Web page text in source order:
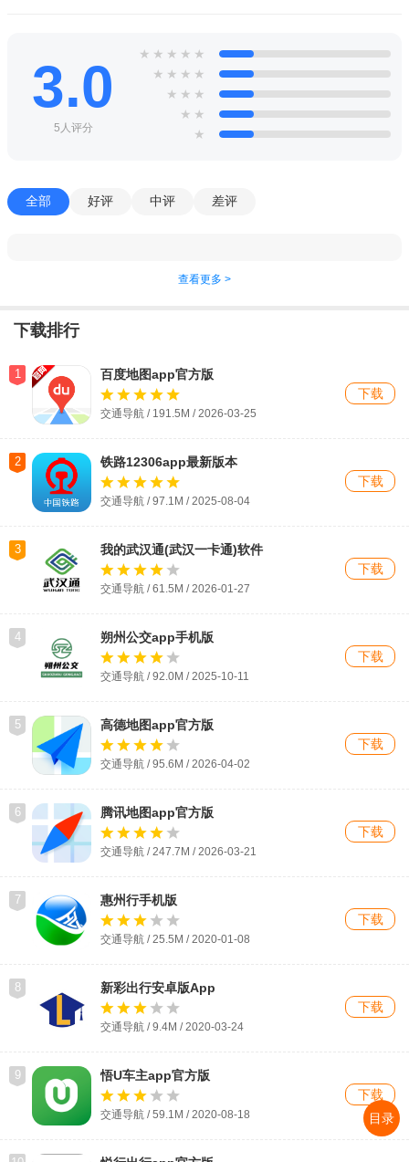
3.0
5人评分
★ ★ ★ ★ ★
★ ★ ★ ★
★ ★ ★
★ ★
★
全部 好评 中评 差评
查看更多 >
下载排行
1 百度地图app官方版
交通导航 / 191.5M / 2026-03-25
下载
2 铁路12306app最新版本
交通导航 / 97.1M / 2025-08-04
下载
3 我的武汉通(武汉一卡通)软件
交通导航 / 61.5M / 2026-01-27
下载
4 朔州公交app手机版
交通导航 / 92.0M / 2025-10-11
下载
5 高德地图app官方版
交通导航 / 95.6M / 2026-04-02
下载
6 腾讯地图app官方版
交通导航 / 247.7M / 2026-03-21
下载
7 惠州行手机版
交通导航 / 25.5M / 2020-01-08
下载
8 新彩出行安卓版App
交通导航 / 9.4M / 2020-03-24
下载
9 悟U车主app官方版
交通导航 / 59.1M / 2020-08-18
下载
目录